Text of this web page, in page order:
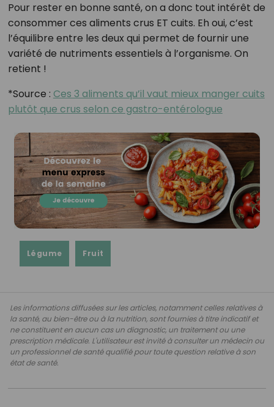
Pour rester en bonne santé, on a donc tout intérêt de
consommer ces aliments crus ET cuits. Eh oui, c’est
l’équilibre entre les deux qui permet de fournir une
variété de nutriments essentiels à l’organisme. On
retient !
*Source : Ces 3 aliments qu’il vaut mieux manger cuits
plutôt que crus selon ce gastro-entérologue
Légume Fruit
Les informations diffusées sur les articles, notamment celles relatives à
la santé, au bien-être ou à la nutrition, sont fournies à titre indicatif et
ne constituent en aucun cas un diagnostic, un traitement ou une
prescription médicale. L'utilisateur est invité à consulter un médecin ou
un professionnel de santé qualifié pour toute question relative à son
état de santé.